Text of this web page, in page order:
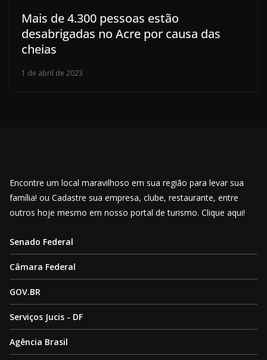
Mais de 4.300 pessoas estão
desabrigadas no Acre por causa das
cheias
1 de abril de 2023
Encontre um local maravilhoso em sua região para levar sua
família! ou Cadastre sua empresa, clube, restaurante, entre
outros hoje mesmo em nosso portal de turismo. Clique aqui!
Senado Federal
Câmara Federal
GOV.BR
Serviços Jucis - DF
Agência Brasil